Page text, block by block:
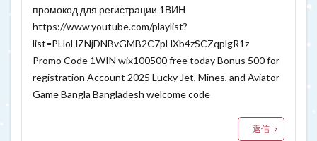
промокод для регистрации 1ВИН
https://www.youtube.com/playlist?
list=PLloHZNjDNBvGMB2C7pHXb4zSCZqplgR1z
Promo Code 1WIN wix100500 free today Bonus 500 for
registration Account 2025 Lucky Jet, Mines, and Aviator
Game Bangla Bangladesh welcome code
返信